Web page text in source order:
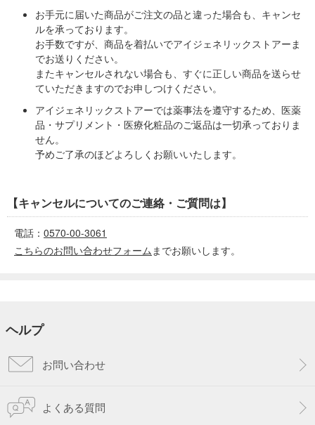
お手元に届いた商品がご注文の品と違った場合も、キャンセ
ルを承っております。
お手数ですが、商品を着払いでアイジェネリックストアーま
でお送りください。
またキャンセルされない場合も、すぐに正しい商品を送らせ
ていただきますのでお申しつけください。
アイジェネリックストアーでは薬事法を遵守するため、医薬
品・サプリメント・医療化粧品のご返品は一切承っておりま
せん。
予めご了承のほどよろしくお願いいたします。
【キャンセルについてのご連絡・ご質問は】
電話： 0570-00-3061
こちらのお問い合わせフォーム までお願いします。
ヘルプ
お問い合わせ
よくある質問